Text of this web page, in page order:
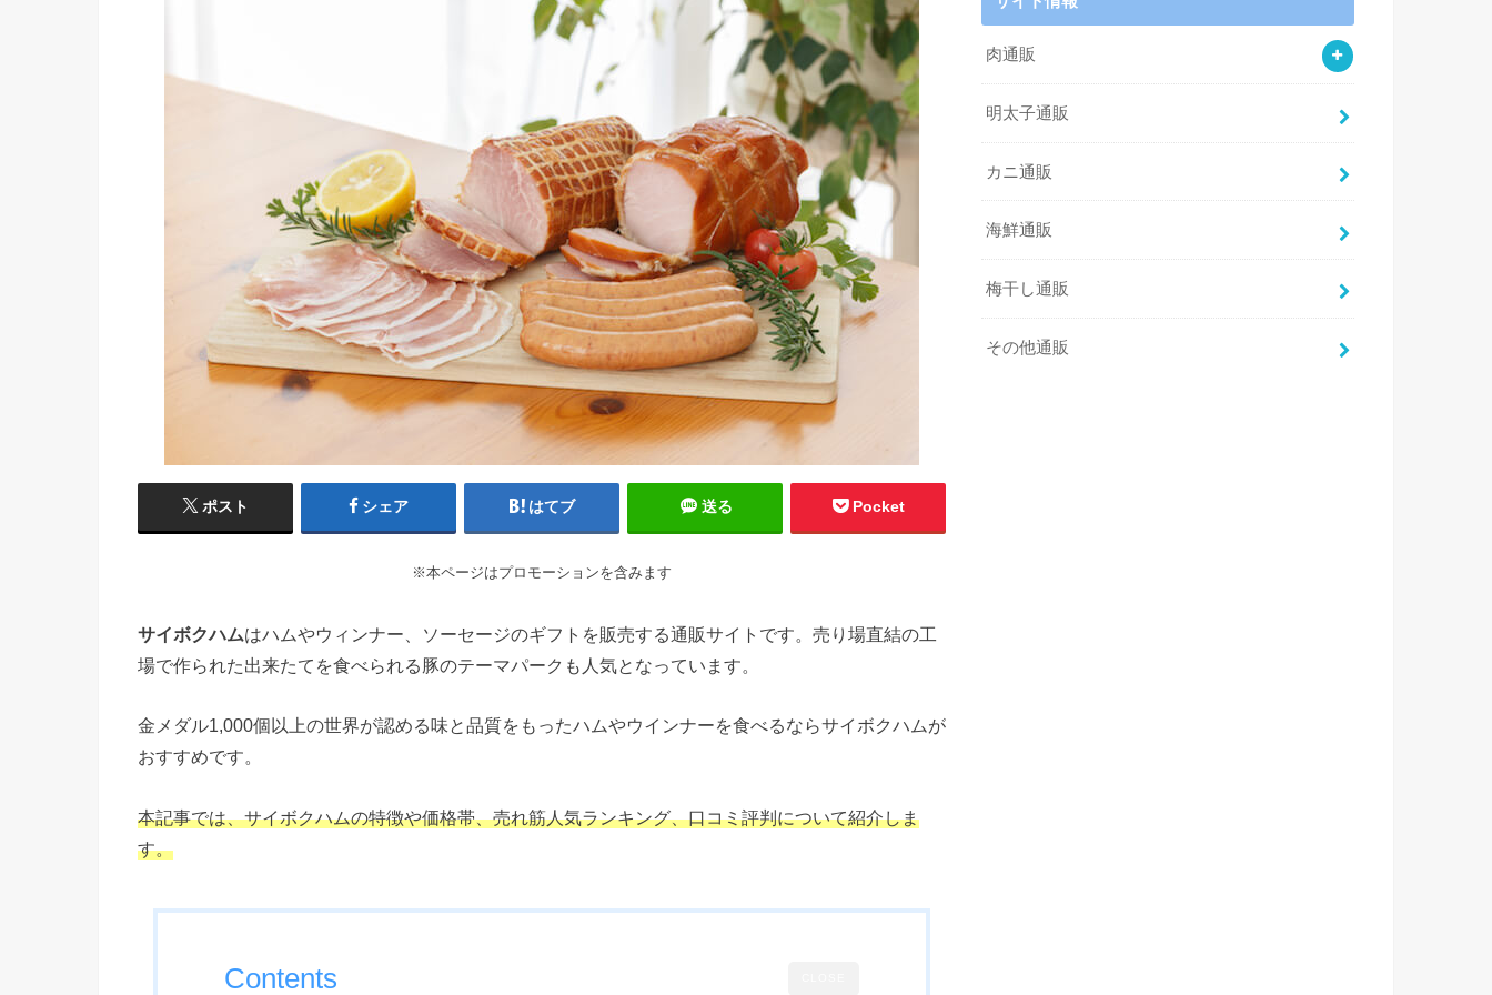
ポスト シェア はてブ 送る Pocket
※本ページはプロモーションを含みます
サイボクハムはハムやウィンナー、ソーセージのギフトを販売する通販サイトです。売り場直結の工
場で作られた出来たてを食べられる豚のテーマパークも人気となっています。
金メダル1,000個以上の世界が認める味と品質をもったハムやウインナーを食べるならサイボクハムが
おすすめです。
本記事では、サイボクハムの特徴や価格帯、売れ筋人気ランキング、口コミ評判について紹介しま
す。
Contents
肉通販
明太子通販
カニ通販
海鮮通販
梅干し通販
その他通販